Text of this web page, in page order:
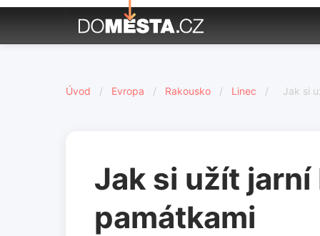
Úvod / Evropa / Rakousko / Linec / Jak si
Jak si užít
památkami